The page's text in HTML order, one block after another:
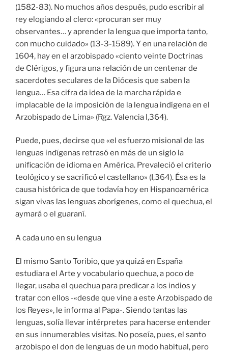
(1582-83). No muchos años después, pudo escribir al
rey elogiando al clero: «procuran ser muy
observantes… y aprender la lengua que importa tanto,
con mucho cuidado» (13-3-1589). Y en una relación de
1604, hay en el arzobispado «ciento veinte Doctrinas
de Clérigos, y figura una relación de un centenar de
sacerdotes seculares de la Diócesis que saben la
lengua… Esa cifra da idea de la marcha rápida e
implacable de la imposición de la lengua indígena en el
Arzobispado de Lima» (Rgz. Valencia I,364).
Puede, pues, decirse que «el esfuerzo misional de las
lenguas indígenas retrasó en más de un siglo la
unificación de idioma en América. Prevaleció el criterio
teológico y se sacrificó el castellano» (I,364). Ésa es la
causa histórica de que todavía hoy en Hispanoamérica
sigan vivas las lenguas aborígenes, como el quechua, el
aymará o el guaraní.
A cada uno en su lengua
El mismo Santo Toribio, que ya quizá en España
estudiara el Arte y vocabulario quechua, a poco de
llegar, usaba el quechua para predicar a los indios y
tratar con ellos -«desde que vine a este Arzobispado de
los Reyes», le informa al Papa-. Siendo tantas las
lenguas, solía llevar intérpretes para hacerse entender
en sus innumerables visitas. No poseía, pues, el santo
arzobispo el don de lenguas de un modo habitual, pero